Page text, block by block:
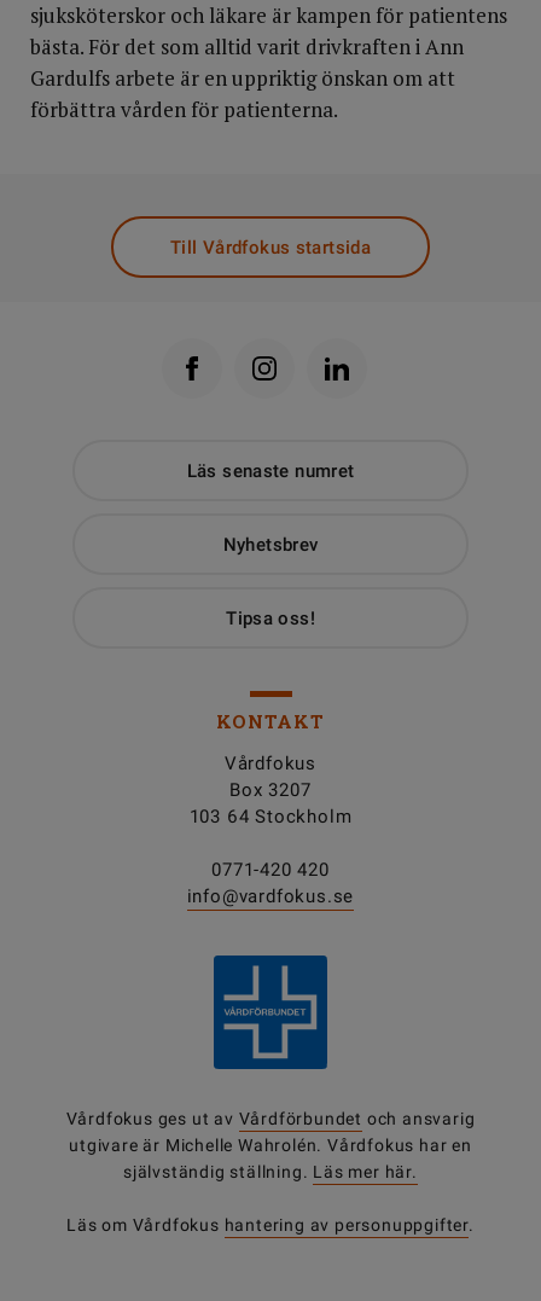
sjuksköterskor och läkare är kampen för patientens
bästa. För det som alltid varit drivkraften i Ann
Gardulfs arbete är en uppriktig önskan om att
förbättra vården för patienterna.
Till Vårdfokus startsida
Läs senaste numret
Nyhetsbrev
Tipsa oss!
KONTAKT
Vårdfokus
Box 3207
103 64 Stockholm
0771-420 420
info@vardfokus.se
Vårdfokus ges ut av Vårdförbundet och ansvarig
utgivare är Michelle Wahrolén. Vårdfokus har en
självständig ställning. Läs mer här.
Läs om Vårdfokus hantering av personuppgifter.